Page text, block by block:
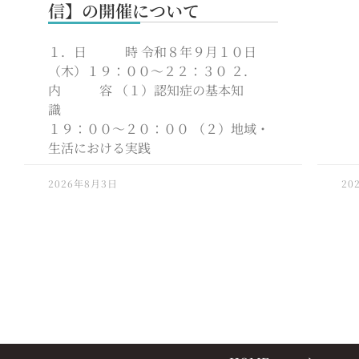
信】の開催について
１．日 時 令和８年９月１０日
（木）１９：００～２２：３０ ２．
内 容 （１）認知症の基本知
識
１９：００～２０：００ （２）地域・
生活における実践
2026年8月3日